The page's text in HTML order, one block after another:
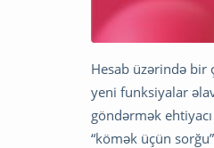
Hesab üzərində bir
yeni funksiyalar
göndərmək
“kömək üçün